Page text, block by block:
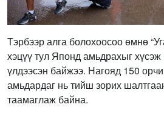
Тэрбээр алга болохоосоо өмнө
хэцүү тул Японд амьдрахыг хүсэж
үлдээсэн байжээ. Нагояд 150
амьдардаг нь тийш зорих
таамаглаж байна.